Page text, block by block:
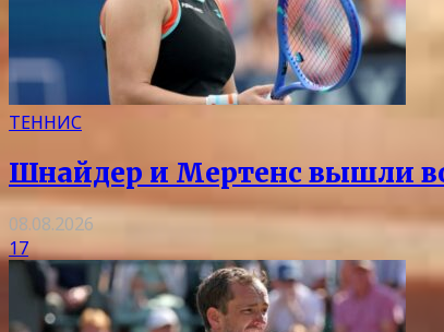
ТЕННИС
Шнайдер и Мертенс вышли во
08.08.2026
17